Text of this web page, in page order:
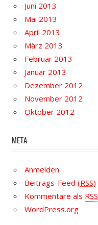
Juni 2013
Mai 2013
April 2013
März 2013
Februar 2013
Januar 2013
Dezember 2012
November 2012
Oktober 2012
META
Anmelden
Beitrags-Feed (RSS)
Kommentare als RSS
WordPress.org